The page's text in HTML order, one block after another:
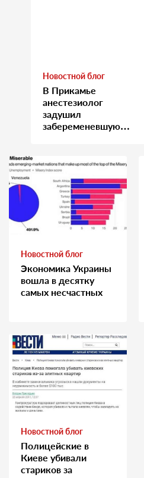
Новостной блог
В Прикамье
анестезиолог
задушил
забеременевшую
Новостной блог
Экономика Украины
вошла в десятку
самых несчастных
Новостной блог
Полицейские в
Киеве убивали
стариков за